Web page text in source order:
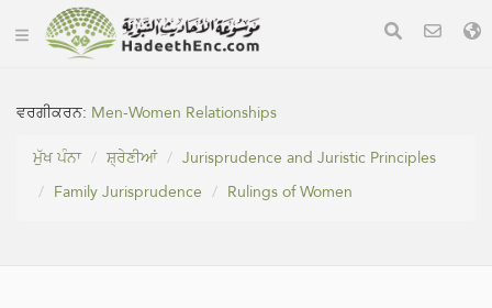
ਵਰਗੀਕਰਨ: Men-Women Relationships
ਮੁੱਖ ਪੰਨਾ
ਸ਼੍ਰੇਣੀਆਂ
Jurisprudence and Juristic Principles
Family Jurisprudence
Rulings of Women